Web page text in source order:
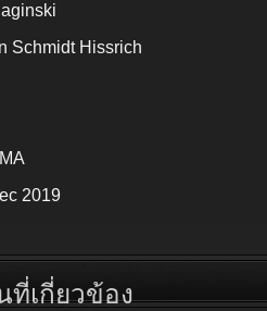
Schmidt Hissrich
2019
เกี่ยวข้อง